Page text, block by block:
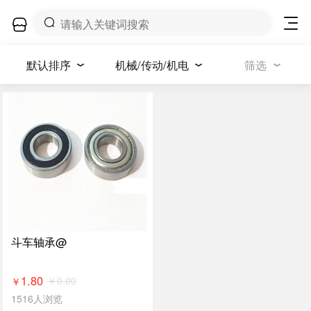
默认排序 机械/传动/机电 筛选
斗车轴承@
￥ 1.80 ￥0.00
1516人浏览